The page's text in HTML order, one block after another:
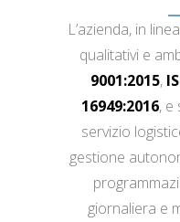
L’azienda, in
qualitativi e
9001:2015,
16949:2016, e
servizio
gestione
giornaliera e